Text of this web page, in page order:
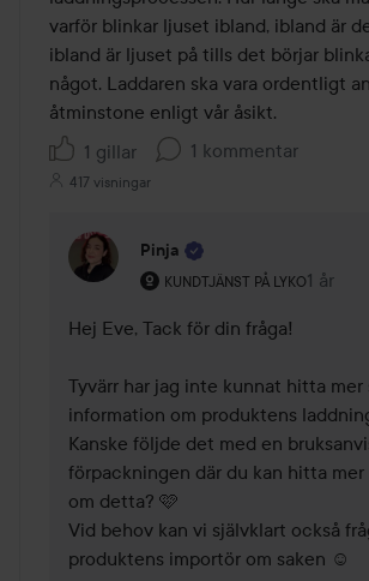
varför blinkar ljuset ibland, ibland är
ibland är ljuset på tills det börjar
något. Laddaren ska vara ordentligt
åtminstone enligt vår åsikt.
1 gillar
1 kommentar
417 visningar
Pinja
KUNDTJÄNST PÅ LYKO
Användarens roll: 1 år
Hej Eve, Tack för din fråga!
Tyvärr har jag inte kunnat hitta
information om produktens
Kanske följde det med en
förpackningen där du kan hitta
om detta? 🩷
Vid behov kan vi självklart också
produktens importör om saken ☺️